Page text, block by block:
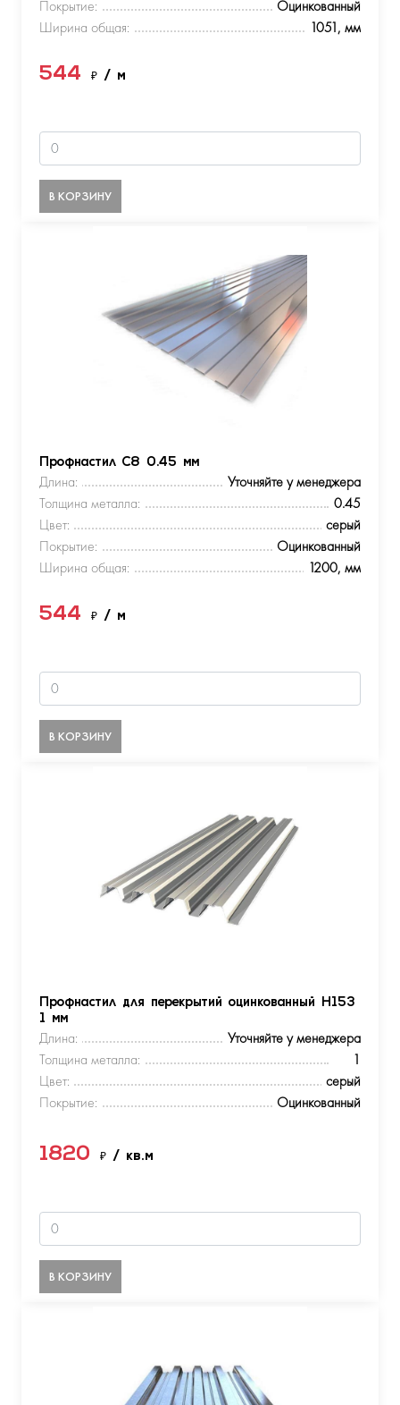
Покрытие:
Оцинкованный
Ширина общая:
1051, мм
544 ₽ / м
В КОРЗИНУ
Профнастил С8 0.45 мм
Длина:
Уточняйте у менеджера
Толщина металла:
0.45
Цвет:
серый
Покрытие:
Оцинкованный
Ширина общая:
1200, мм
544 ₽ / м
В КОРЗИНУ
Профнастил для перекрытий оцинкованный Н153
1 мм
Длина:
Уточняйте у менеджера
Толщина металла:
1
Цвет:
серый
Покрытие:
Оцинкованный
1820 ₽ / кв.м
В КОРЗИНУ